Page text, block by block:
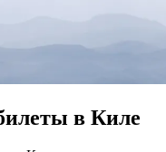
в Киле